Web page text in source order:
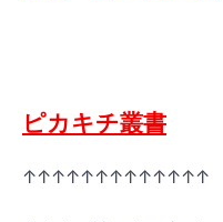
ピカキチ叢書
↑↑↑↑↑↑↑↑↑↑↑↑↑